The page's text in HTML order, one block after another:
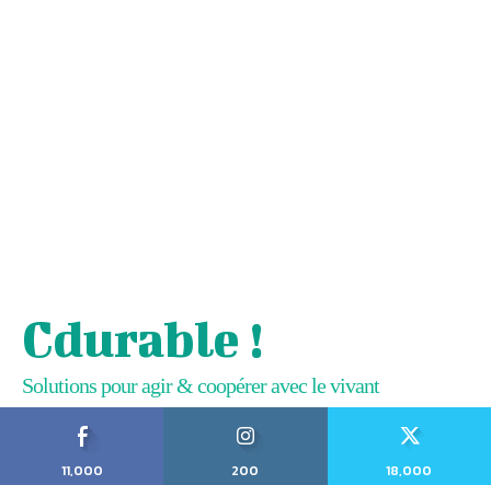
Cdurable !
Solutions pour agir & coopérer avec le vivant
11,000
200
18,000